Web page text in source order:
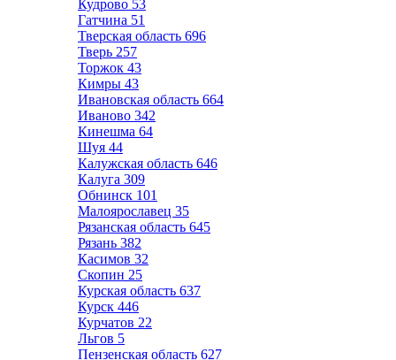
Кудрово 53
Гатчина 51
Тверская область 696
Тверь 257
Торжок 43
Кимры 43
Ивановская область 664
Иваново 342
Кинешма 64
Шуя 44
Калужская область 646
Калуга 309
Обнинск 101
Малоярославец 35
Рязанская область 645
Рязань 382
Касимов 32
Скопин 25
Курская область 637
Курск 446
Курчатов 22
Льгов 5
Пензенская область 627